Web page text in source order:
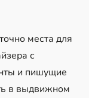
места для
с
и пишущие
в выдвижном